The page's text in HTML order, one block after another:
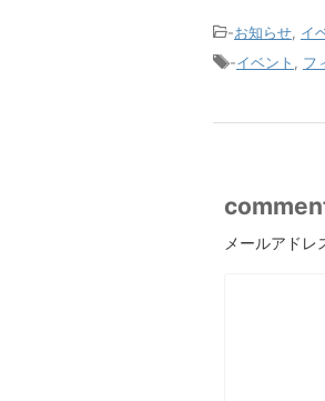
-お知らせ イ
-イベント フ
メールアドレ